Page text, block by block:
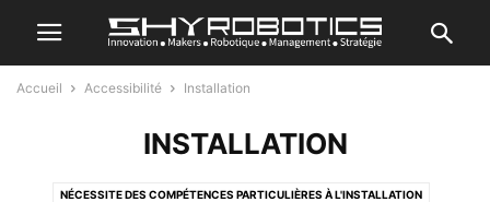
Accueil Accessibilité Installation
INSTALLATION
NÉCESSITE DES COMPÉTENCES PARTICULIÈRES À L'INSTALLATION